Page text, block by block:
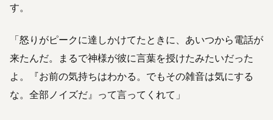
す。
「怒りがピークに達しかけてたときに、あいつから電話が
来たんだ。まるで神様が彼に言葉を授けたみたいだった
よ。『お前の気持ちはわかる。でもその雑音は気にする
な。全部ノイズだ』って言ってくれて」